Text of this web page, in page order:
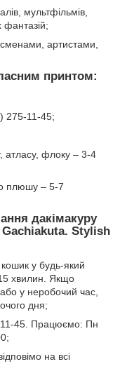
мультфільмів,
фантазій;
артистами,
принтом:
275-11-45;
атласу, флоку – 3-4
плюшу – 5-7
дакімакуру
Gachiakuta. Stylish
у будь-який
хвилин. Якщо
у неробочий час,
дня;
45. Працюємо: Пн
на всі